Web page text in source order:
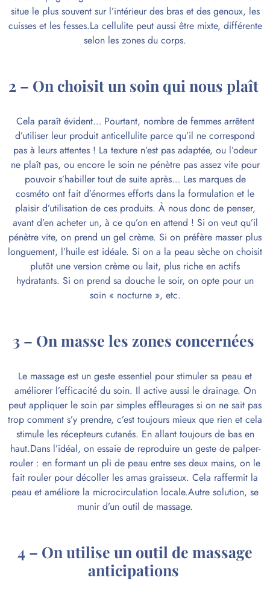
situe le plus souvent sur l’intérieur des bras et des genoux, les
cuisses et les fesses.La cellulite peut aussi être mixte, différente
selon les zones du corps.
2 – On choisit un soin qui nous plaît
Cela paraît évident… Pourtant, nombre de femmes arrêtent
d’utiliser leur produit anticellulite parce qu’il ne correspond
pas à leurs attentes ! La texture n’est pas adaptée, ou l’odeur
ne plaît pas, ou encore le soin ne pénètre pas assez vite pour
pouvoir s’habiller tout de suite après… Les marques de
cosméto ont fait d’énormes efforts dans la formulation et le
plaisir d’utilisation de ces produits. À nous donc de penser,
avant d’en acheter un, à ce qu’on en attend ! Si on veut qu’il
pénètre vite, on prend un gel crème. Si on préfère masser plus
longuement, l’huile est idéale. Si on a la peau sèche on choisit
plutôt une version crème ou lait, plus riche en actifs
hydratants. Si on prend sa douche le soir, on opte pour un
soin « nocturne », etc.
3 – On masse les zones concernées
Le massage est un geste essentiel pour stimuler sa peau et
améliorer l’efficacité du soin. Il active aussi le drainage. On
peut appliquer le soin par simples effleurages si on ne sait pas
trop comment s’y prendre, c’est toujours mieux que rien et cela
stimule les récepteurs cutanés. En allant toujours de bas en
haut.Dans l’idéal, on essaie de reproduire un geste de palper-
rouler : en formant un pli de peau entre ses deux mains, on le
fait rouler pour décoller les amas graisseux. Cela raffermit la
peau et améliore la microcirculation locale.Autre solution, se
munir d’un outil de massage.
4 – On utilise un outil de massage
anticipations